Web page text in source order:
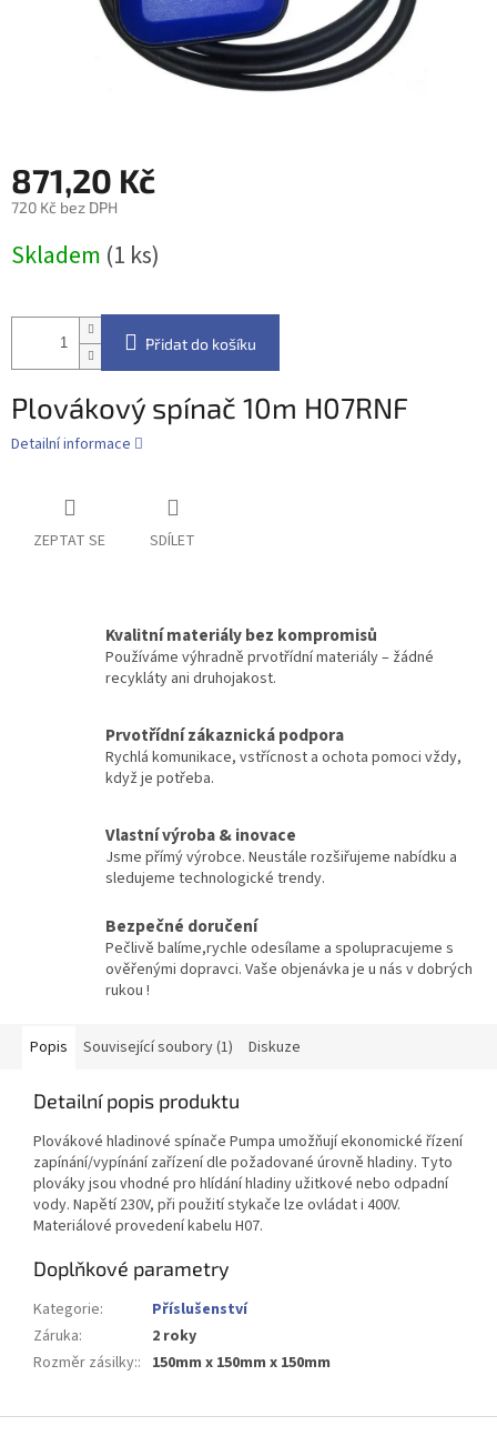
871,20 Kč
720 Kč bez DPH
cena:
Skladem (1 ks)
Přidat do košíku
Plovákový spínač 10m H07RNF
Detailní informace
ZEPTAT SE SDÍLET
Kvalitní materiály bez kompromisů
Používáme výhradně prvotřídní materiály – žádné
recykláty ani druhojakost.
Prvotřídní zákaznická podpora
Rychlá komunikace, vstřícnost a ochota pomoci vždy,
když je potřeba.
Vlastní výroba & inovace
Jsme přímý výrobce. Neustále rozšiřujeme nabídku a
sledujeme technologické trendy.
Bezpečné doručení
Pečlivě balíme,rychle odesílame a spolupracujeme s
ověřenými dopravci. Vaše objenávka je u nás v dobrých
rukou !
Popis Související soubory (1) Diskuze
Detailní popis produktu
Plovákové hladinové spínače Pumpa umožňují ekonomické řízení
zapínání/vypínání zařízení dle požadované úrovně hladiny. Tyto
plováky jsou vhodné pro hlídání hladiny užitkové nebo odpadní
vody. Napětí 230V, při použití stykače lze ovládat i 400V.
Materiálové provedení kabelu H07.
Doplňkové parametry
Kategorie:
Příslušenství
Záruka:
2 roky
Rozměr zásilky:: 150mm x 150mm x 150mm